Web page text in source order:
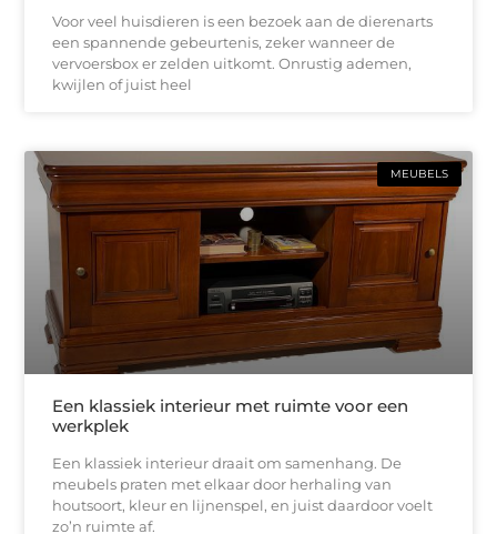
Voor veel huisdieren is een bezoek aan de dierenarts
een spannende gebeurtenis, zeker wanneer de
vervoersbox er zelden uitkomt. Onrustig ademen,
kwijlen of juist heel
MEUBELS
Een klassiek interieur met ruimte voor een
werkplek
Een klassiek interieur draait om samenhang. De
meubels praten met elkaar door herhaling van
houtsoort, kleur en lijnenspel, en juist daardoor voelt
zo’n ruimte af.